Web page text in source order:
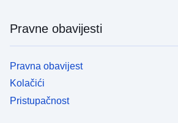
Pravne obavijesti
Pravna obavijest
Kolačići
Pristupačnost